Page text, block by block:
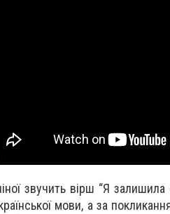
звучить вірш “Я
мови, а за